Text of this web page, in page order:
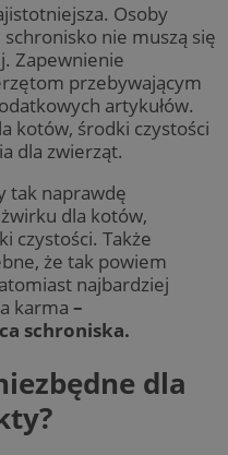
Osoby
nie muszą się
Zapewnienie
przebywającym
artykułów.
kotów, środki czystości
dla zwierząt.
tak naprawdę
dla kotów,
czystości. Także
że tak powiem
najbardziej
karma –
schroniska.
dla